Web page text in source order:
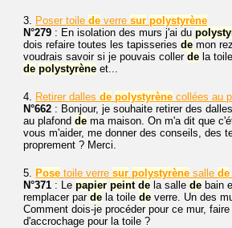
3. Poser toile de verre sur polystyrène
N°279 : En isolation des murs j'ai du
dois refaire toutes les tapisseries de mon
voudrais savoir si je pouvais coller de la toile
de polystyrène et...
4. Retirer dalles de polystyrène collées au
N°662 : Bonjour, je souhaite retirer des dalles
au plafond de ma maison. On m'a dit que
vous m'aider, me donner des conseils, des
proprement ? Merci.
5. Pose toile verre sur polystyrène salle de
N°371 : Le papier peint de la salle de bain
remplacer par de la toile de verre. Un des
Comment dois-je procéder pour ce mur,
d'accrochage pour la toile ?